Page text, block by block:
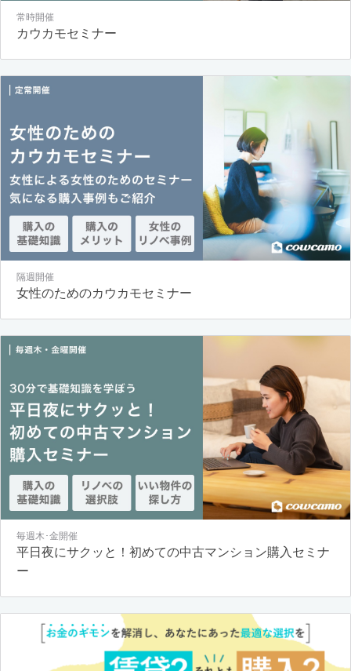
常時開催
カウカモセミナー
隔週開催
女性のためのカウカモセミナー
毎週木･金開催
平日夜にサクッと！初めての中古マンション購入セミナ
ー